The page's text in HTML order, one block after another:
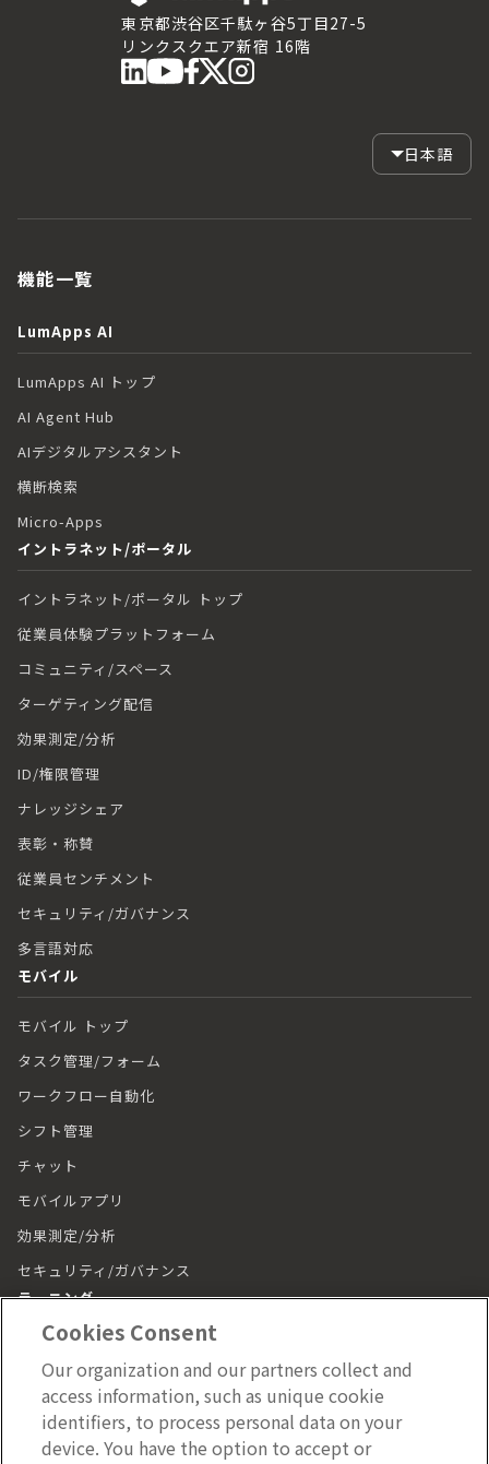
東京都渋谷区千駄ヶ谷5丁目27-5
リンクスクエア新宿 16階
日本語
機能一覧
LumApps AI
LumApps AI トップ
AI Agent Hub
AIデジタルアシスタント
横断検索
Micro-Apps
イントラネット/ポータル
イントラネット/ポータル トップ
従業員体験プラットフォーム
コミュニティ/スペース
ターゲティング配信
効果測定/分析
ID/権限管理
ナレッジシェア
表彰・称賛
従業員センチメント
セキュリティ/ガバナンス
多言語対応
モバイル
モバイル トップ
タスク管理/フォーム
ワークフロー自動化
シフト管理
チャット
モバイルアプリ
効果測定/分析
セキュリティ/ガバナンス
ラーニング
動画（LumApps Play）
従業員ジャーニー
モバイルアプリ
Cookies Consent
Our organization and our partners collect and
access information, such as unique cookie
identifiers, to process personal data on your
device. You have the option to accept or